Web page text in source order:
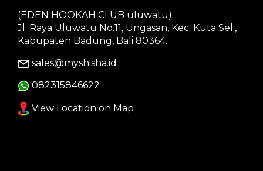
(EDEN HOOKAH CLUB uluwatu)
Jl. Raya Uluwatu No.11, Ungasan, Kec. Kuta Sel.,
Kabupaten Badung, Bali 80364.
sales@myshisha.id
082315846622
View Location on Map